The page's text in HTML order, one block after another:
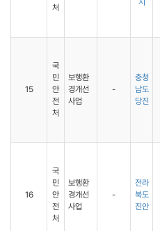
처
시
15
국
민
안
전
처
보행환
경개선
사업
-
충청
남도
당진
16
국
민
안
전
처
보행환
경개선
사업
-
전라
북도
진안